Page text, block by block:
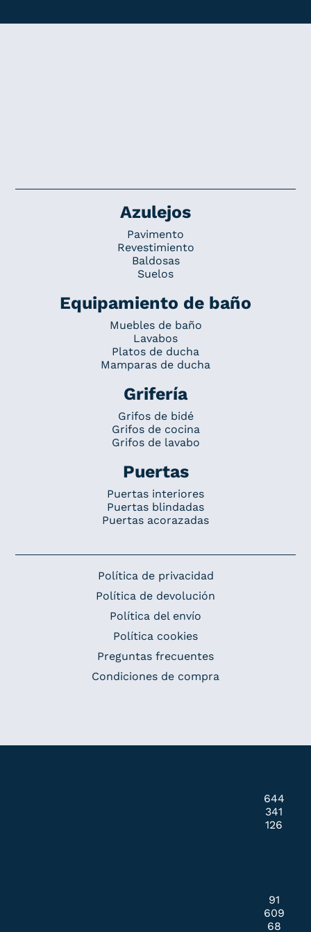
Azulejos
Pavimento
Revestimiento
Baldosas
Suelos
Equipamiento de baño
Muebles de baño
Lavabos
Platos de ducha
Mamparas de ducha
Grifería
Grifos de bidé
Grifos de cocina
Grifos de lavabo
Puertas
Puertas interiores
Puertas blindadas
Puertas acorazadas
Política de privacidad
Política de devolución
Política del envío
Política cookies
Preguntas frecuentes
Condiciones de compra
644
341
126
91
609
68